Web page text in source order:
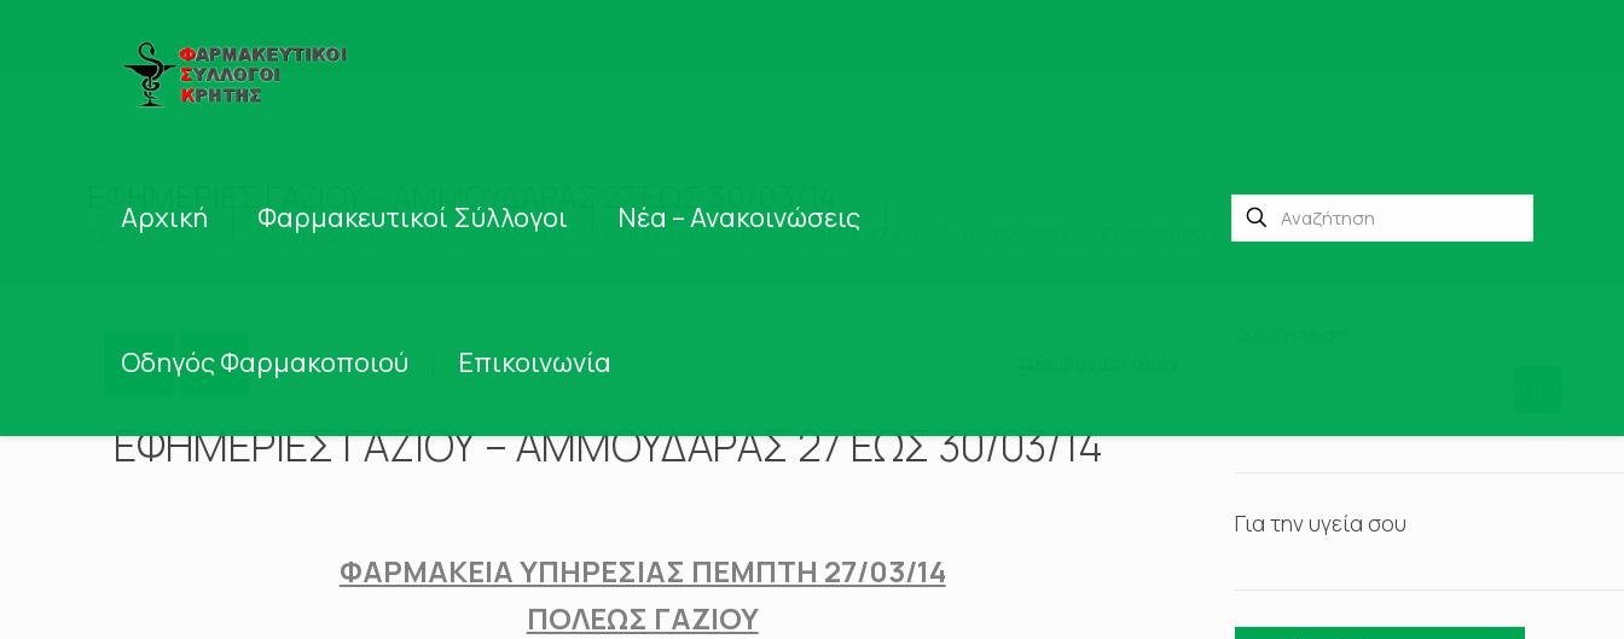
Αρχική Φαρμακευτικοί Σύλλογοι Νέα – Ανακοινώσεις
Οδηγός Φαρμακοποιού Επικοινωνία
ΕΦΗΜΕΡΙΕΣ ΓΑΖΙΟΥ – ΑΜΜΟΥΔΑΡΑΣ 27 ΕΩΣ 30/03/14
Αρχική Νέα – Ανακοινώσεις Νέα Νέα Φ.Σ. Ηρακλείου ΕΦΗΜΕΡΙΕΣ ΓΑΖΙΟΥ – ΑΜΜΟΥΔΑΡΑΣ 27 ΕΩΣ 30/03/14
ΕΦΗΜΕΡΙΕΣ ΓΑΖΙΟΥ – ΑΜΜΟΥΔΑΡΑΣ 27 ΕΩΣ 30/03/14
ΦΑΡΜΑΚΕΙΑ ΥΠΗΡΕΣΙΑΣ ΠΕΜΠΤΗ 27/03/14
ΠΟΛΕΩΣ ΓΑΖΙΟΥ
Για την υγεία σου